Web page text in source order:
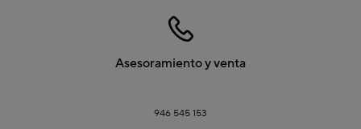
en tu compra. Te invitamos a descubrir nuestra colección y encontrar las sillas
de exterior perfectas para tu jardín o terraza. Compra online de forma sencilla
y segura, y recibe tu pedido directamente en casa con nuestro servicio de
Y si estás amueblando tu casa, te invitamos a conocer más a fondo nuestro
Asesoramiento y venta
946 545 153